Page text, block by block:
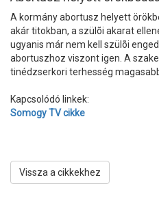
A kormány abortusz helyett
akár titokban, a szülõi akarat
ugyanis már nem kell szülõi
abortuszhoz viszont igen. A
tinédzserkori terhesség
Kapcsolódó linkek:
Somogy TV cikke
Vissza a cikkekhez